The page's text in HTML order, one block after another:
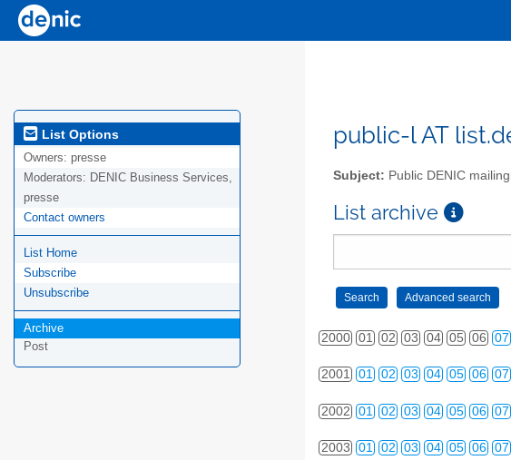
List Options
Owners: presse
Moderators: DENIC Business Services,
presse
Contact owners
List Home
Subscribe
Unsubscribe
Archive
Post
public-l AT
Subject: Public DENIC
List archive
2000 01 02 03 04 05 06 07
2001 01 02 03 04 05 06 07
2002 01 02 03 04 05 06 07
2003 01 02 03 04 05 06 07